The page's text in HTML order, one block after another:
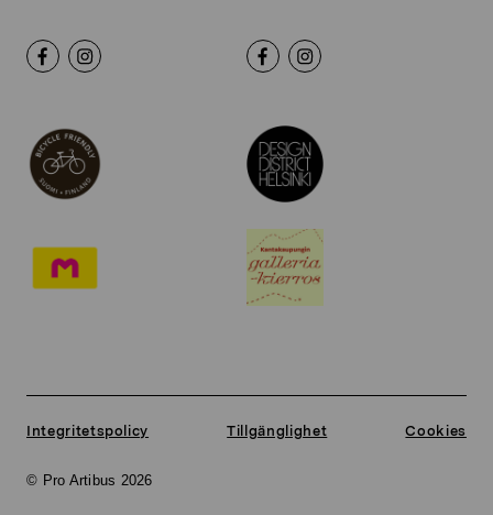
© Pro Artibus 2026
Integritetspolicy Tillgänglighet Cookies